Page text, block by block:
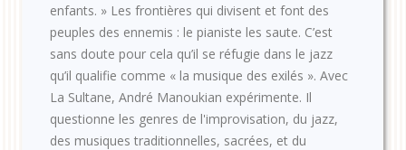
enfants. » Les frontières qui divisent et font des
peuples des ennemis : le pianiste les saute. C’est
sans doute pour cela qu’il se réfugie dans le jazz
qu’il qualifie comme « la musique des exilés ». Avec
La Sultane, André Manoukian expérimente. Il
questionne les genres de l'improvisation, du jazz,
des musiques traditionnelles, sacrées, et du